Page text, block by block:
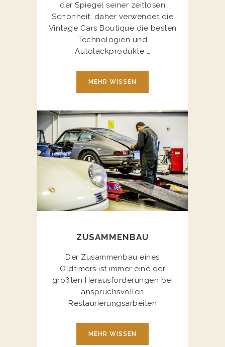
der Spiegel seiner zeitlosen
Schönheit, daher verwendet die
Vintage Cars Boutique die besten
Technologien und
Autolackprodukte …
MEHR WISSEN
ZUSAMMENBAU
Der Zusammenbau eines
Oldtimers ist immer eine der
größten Herausforderungen bei
anspruchsvollen
Restaurierungsarbeiten
MEHR WISSEN